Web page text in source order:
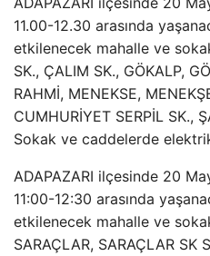
11.00-12.30 arasında
etkilenecek mahalle ve
SK., ÇALIM SK., GÖKALP,
RAHMİ, MENEKSE,
CUMHURİYET SERPİL SK.,
Sokak ve caddelerde
ADAPAZARI ilçesinde 20
11:00-12:30 arasında
etkilenecek mahalle ve
SARAÇLAR, SARAÇLAR SK